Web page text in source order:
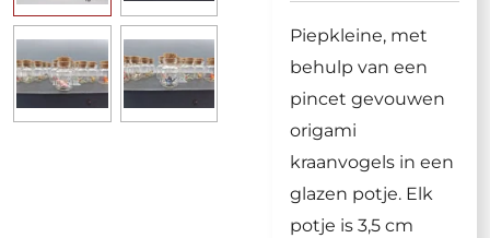
Piepkleine, met
behulp van een
pincet gevouwen
origami
kraanvogels in een
glazen potje. Elk
potje is 3,5 cm